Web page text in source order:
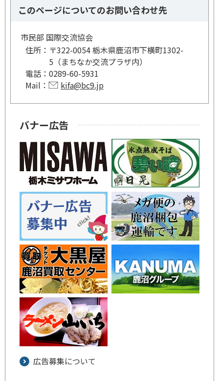
このページについてのお問い合わせ先
市民部 国際交流協会
住所： 〒322-0054 栃木県鹿沼市下横町1302-
5（まちなか交流プラザ内）
電話： 0289-60-5931
Mail：
kifa@bc9.jp
バナー広告
広告募集について